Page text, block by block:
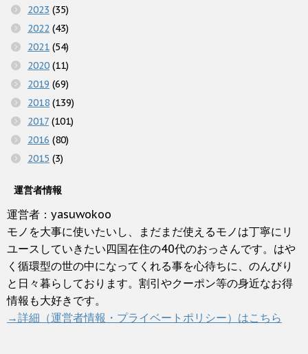
2023 (35)
2022 (43)
2021 (54)
2020 (11)
2019 (69)
2018 (139)
2017 (101)
2016 (80)
2015 (3)
運営者情報
運営者：yasuwokoo
モノを大事に使いたいし、まだまだ使えるモノは丁寧にリ
ユースしていきたい四国在住の40代のおっさんです。はや
く循環型の世の中になってくれる事を心待ちに、のんびり
と日々暮らしております。割引やクーポン等の身近なお得
情報も大好きです。
→詳細（運営者情報・プライベートポリシー）はこちら